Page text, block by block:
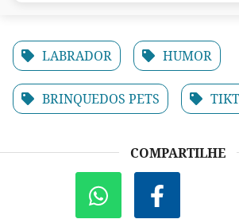
LABRADOR HUMOR
BRINQUEDOS PETS
COMPARTILHE